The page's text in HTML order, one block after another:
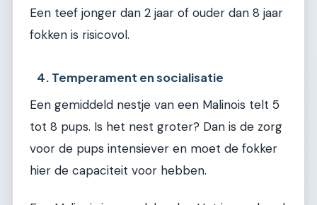
Een teef jonger dan 2 jaar of ouder dan 8 jaar
fokken is risicovol.
4. Temperament en socialisatie
Een gemiddeld nestje van een Malinois telt 5
tot 8 pups. Is het nest groter? Dan is de zorg
voor de pups intensiever en moet de fokker
hier de capaciteit voor hebben.